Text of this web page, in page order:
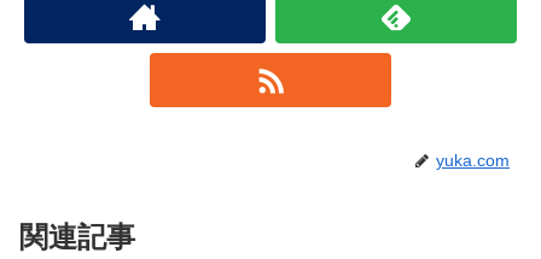
yuka.com
関連記事